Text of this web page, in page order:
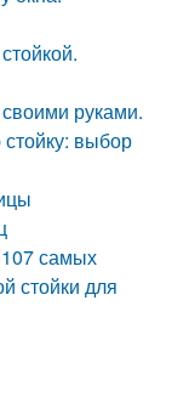
руками.
выбор
107 самых
стойки для